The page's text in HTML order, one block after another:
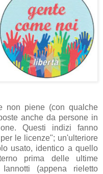
non piene (con qualche
anche da persone in
Questi indizi fanno
le licenze"; un'ulteriore
usato, identico a quello
prima delle ultime
(appena rieletto